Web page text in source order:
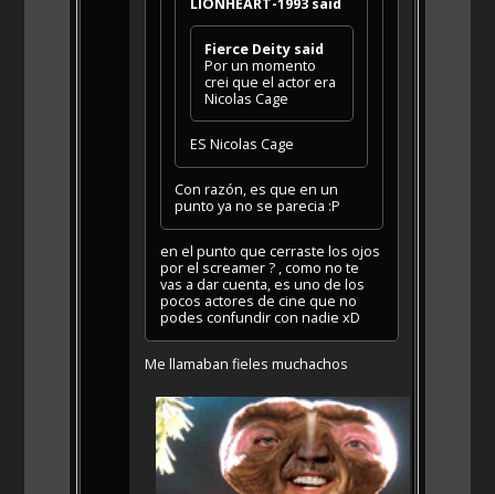
Fierce Deity said
Por un momento
crei que el actor era
Nicolas Cage
ES Nicolas Cage
Con razón, es que en un
punto ya no se parecia :P
en el punto que cerraste los ojos
por el screamer ? , como no te
vas a dar cuenta, es uno de los
pocos actores de cine que no
podes confundir con nadie xD
Me llamaban fieles muchachos